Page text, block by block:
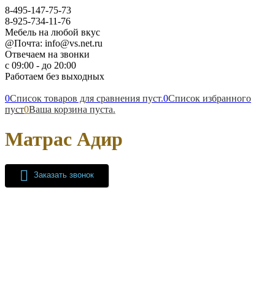
8-495-147-75-73
8-925-734-11-76
Мебель на любой вкус
@Почта: info@vs.net.ru
Отвечаем на звонки
с 09:00 - до 20:00
Работаем без выходных
0Список товаров для сравнения пуст.0Список избранного
пуст0Ваша корзина пуста.
Матрас Адир
Заказать звонок